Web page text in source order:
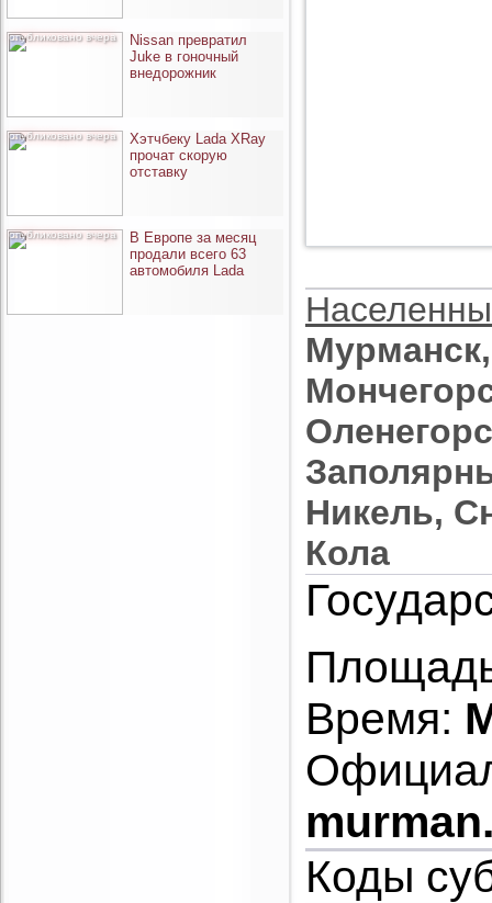
опубликовано вчера
Nissan превратил
Juke в гоночный
внедорожник
опубликовано вчера
Хэтчбеку Lada XRay
прочат скорую
отставку
опубликовано вчера
В Европе за месяц
продали всего 63
автомобиля Lada
Никель,
Кола
Время:
Коды